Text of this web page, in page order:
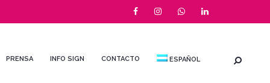
PRENSA INFO SIGN CONTACTO ESPAÑOL